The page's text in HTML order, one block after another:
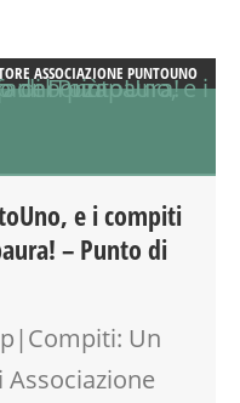
ASSOCIAZIONE PUNTOUNO
e i compiti
– Punto di
Un